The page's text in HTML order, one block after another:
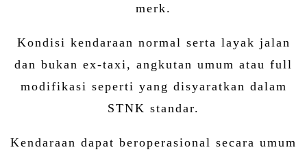
merk.
Kondisi kendaraan normal serta layak jalan
dan bukan ex-taxi, angkutan umum atau full
modifikasi seperti yang disyaratkan dalam
STNK standar.
Kendaraan dapat beroperasional secara umum